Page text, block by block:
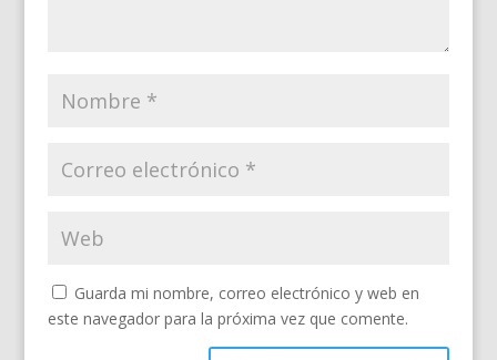
Guarda mi nombre, correo electrónico y web en
este navegador para la próxima vez que comente.